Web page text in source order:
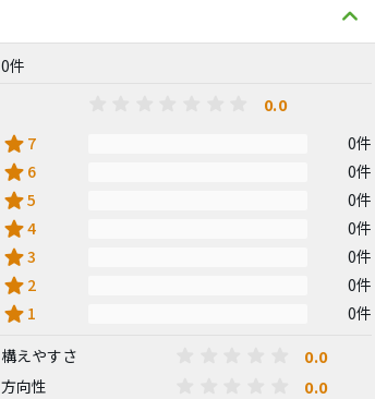
0件
0.0
star 7 0件
star 6 0件
star5 0件
star4 0件
star3 0件
star 2 0件
star 1
0件
構えやすさ 0.0
方向性 0.0